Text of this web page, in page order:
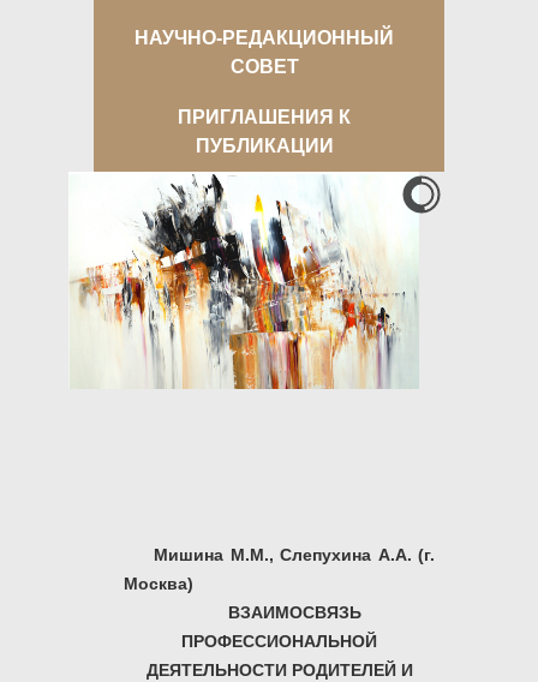
НАУЧНО-РЕДАКЦИОННЫЙ
СОВЕТ
ПРИГЛАШЕНИЯ К
ПУБЛИКАЦИИ
Мишина М.М., Слепухина А.А. (г.
Москва)
ВЗАИМОСВЯЗЬ
ПРОФЕССИОНАЛЬНОЙ
ДЕЯТЕЛЬНОСТИ РОДИТЕЛЕЙ И